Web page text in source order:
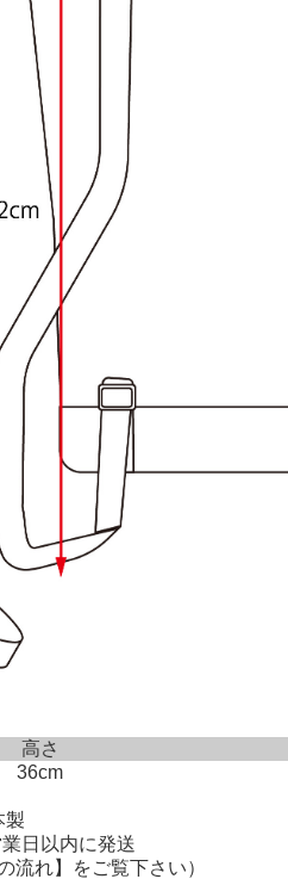
高さ
36cm
製
日以内に発送
流れ】
をご覧下さい）